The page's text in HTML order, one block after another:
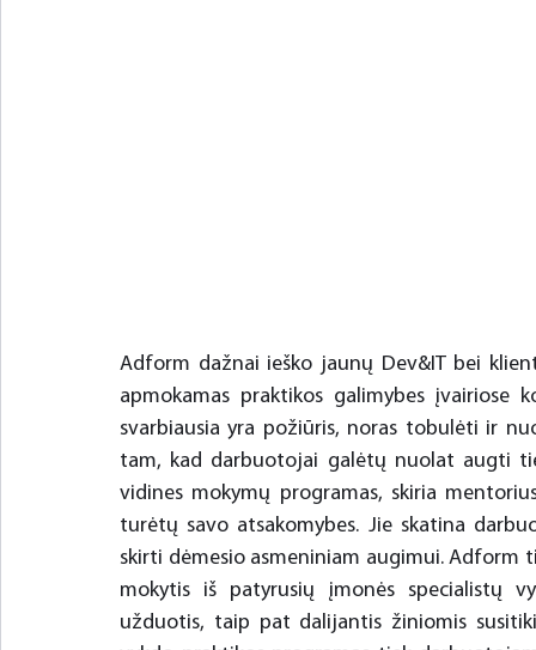
Adform dažnai ieško jaunų Dev&IT bei
apmokamas praktikos galimybes
svarbiausia yra požiūris, noras tobulėti ir
tam, kad darbuotojai galėtų nuolat augti
vidines mokymų programas, skiria
turėtų savo atsakomybes. Jie skatina
skirti dėmesio asmeniniam augimui. Adform
mokytis iš patyrusių įmonės specialistų
užduotis, taip pat dalijantis žiniomis